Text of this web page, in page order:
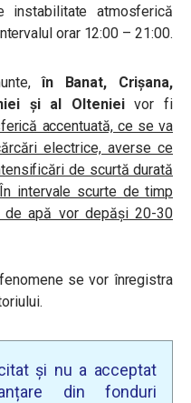
instabilitate atmosferică
orar 12:00 – 21:00.
în Banat, Crișana,
și al Oltenieivor fi
accentuată, ce se va
electrice, averse ce
de scurtă durată
intervale scurte de timp
de apă vor depăși 20-30
se vor înregistra
și nu a acceptat
din fonduri